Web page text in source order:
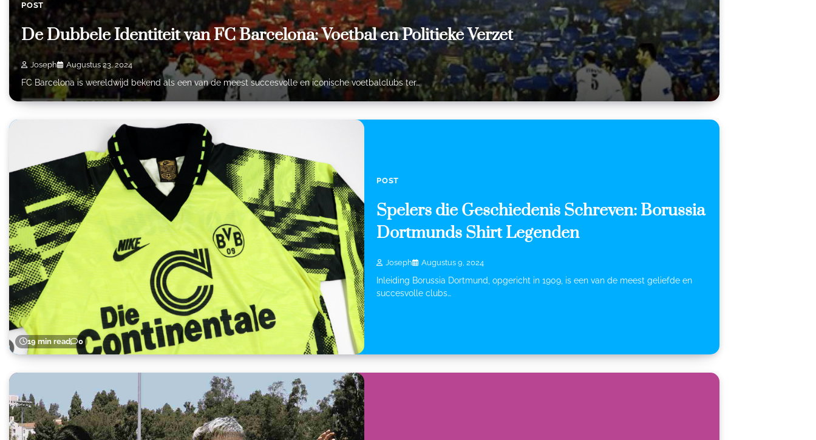
POST
De Dubbele Identiteit van FC Barcelona: Voetbal en Politieke Verzet
Joseph Augustus 23, 2024
FC Barcelona is wereldwijd bekend als een van de meest succesvolle en iconische voetbalclubs ter…
19 min read 0
POST
Spelers die Geschiedenis Schreven: Borussia
Dortmunds Shirt Legenden
Joseph Augustus 9, 2024
Inleiding Borussia Dortmund, opgericht in 1909, is een van de meest geliefde en
succesvolle clubs…